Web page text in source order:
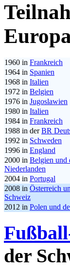
1960 in Frankreich
1964 in Spanien
1968 in Italien
1972 in Belgien
1976 in Jugoslawien
1980 in Italien
1984 in Frankreich
1988 in derBR
1992 in Schweden
1996 in England
2000 in Belgien und
Niederlanden
2004 in Portugal
2008 in Österreich
Schweiz
2012 in Polen und
der